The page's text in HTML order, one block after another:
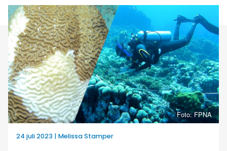
Foto: FPNA
24 juli 2023 | Melissa Stamper